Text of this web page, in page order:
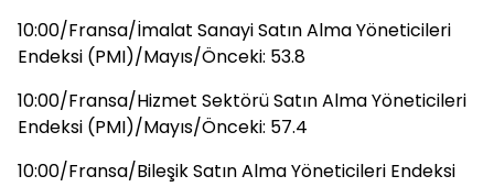
10:00/Fransa/İmalat Sanayi Satın Alma Yöneticileri
Endeksi (PMI)/Mayıs/Önceki: 53.8
10:00/Fransa/Hizmet Sektörü Satın Alma Yöneticileri
Endeksi (PMI)/Mayıs/Önceki: 57.4
10:00/Fransa/Bileşik Satın Alma Yöneticileri Endeksi